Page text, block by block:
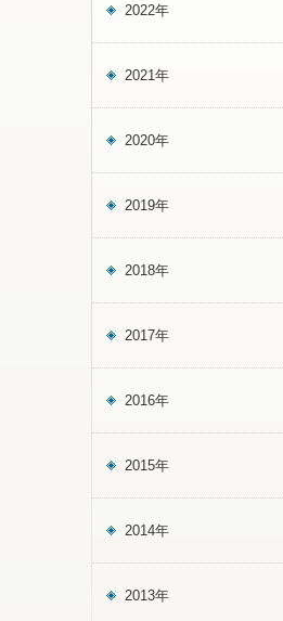
2022年
2021年
2020年
2019年
2018年
2017年
2016年
2015年
2014年
2013年